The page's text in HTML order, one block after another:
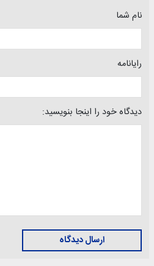
نام شما
رایانامه
دیدگاه خود را اینجا بنویسید:
ارسال دیدگاه